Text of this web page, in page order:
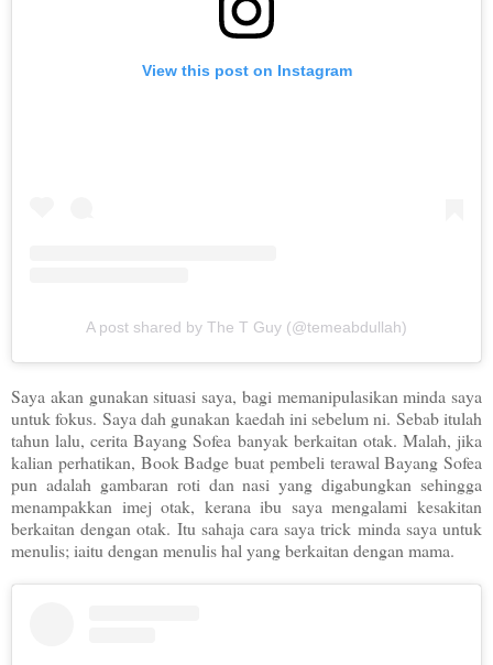
View this post on Instagram
A post shared by The T Guy (@temeabdullah)
Saya akan gunakan situasi saya, bagi memanipulasikan minda saya
untuk fokus. Saya dah gunakan kaedah ini sebelum ni. Sebab itulah
tahun lalu, cerita Bayang Sofea banyak berkaitan otak. Malah, jika
kalian perhatikan, Book Badge buat pembeli terawal Bayang Sofea
pun adalah gambaran roti dan nasi yang digabungkan sehingga
menampakkan imej otak, kerana ibu saya mengalami kesakitan
berkaitan dengan otak. Itu sahaja cara saya trick minda saya untuk
menulis; iaitu dengan menulis hal yang berkaitan dengan mama.